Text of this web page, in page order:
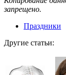
запрещено.
Праздники
Другие статьи: